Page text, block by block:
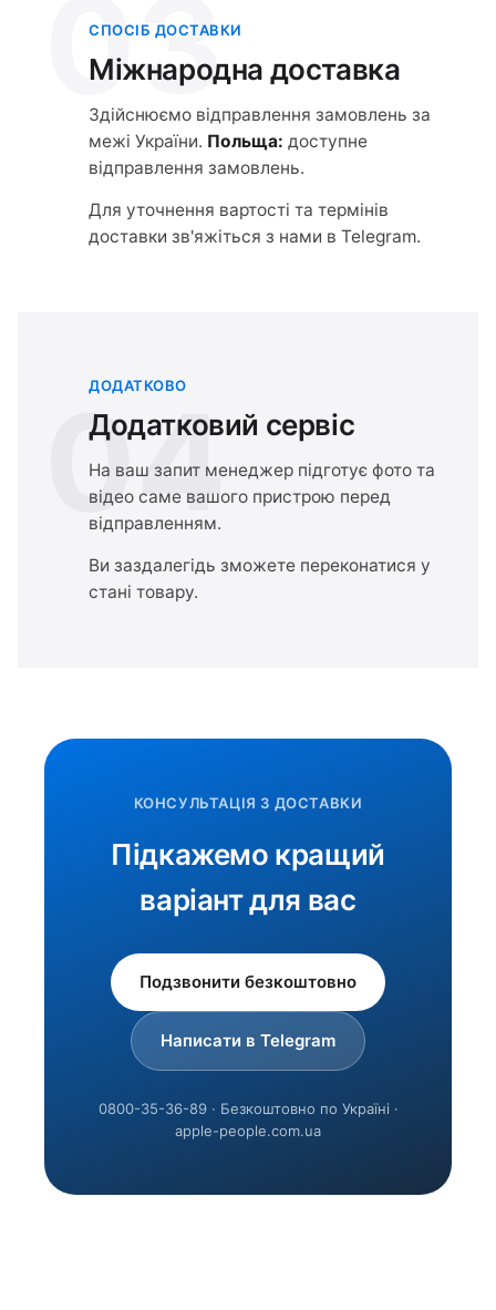
03
СПОСІБ ДОСТАВКИ
Міжнародна доставка
Здійснюємо відправлення замовлень за
межі України. Польща: доступне
відправлення замовлень.
Для уточнення вартості та термінів
доставки зв'яжіться з нами в Telegram.
04
ДОДАТКОВО
Додатковий сервіс
На ваш запит менеджер підготує фото та
відео саме вашого пристрою перед
відправленням.
Ви заздалегідь зможете переконатися у
стані товару.
КОНСУЛЬТАЦІЯ З ДОСТАВКИ
Підкажемо кращий
варіант для вас
Подзвонити безкоштовно
Написати в Telegram
0800-35-36-89 · Безкоштовно по Україні ·
apple-people.com.ua